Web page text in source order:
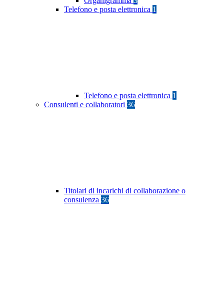
Telefono e posta elettronica 1
Telefono e posta elettronica 1
Consulenti e collaboratori 36
Titolari di incarichi di collaborazione o
consulenza 36